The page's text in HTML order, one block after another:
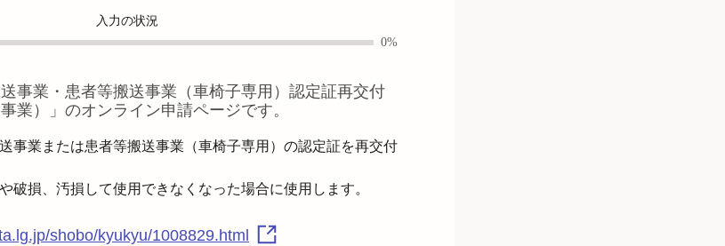
入力の状況
0%
事業・患者等搬送事業（車椅子専用）認定証再交付
業）
」のオンライン申請ページです。
事業または患者等搬送事業（車椅子専用）の認定証を再交付
破損、汚損して使用できなくなった場合に使用します。
shobo/kyukyu/1008829.html